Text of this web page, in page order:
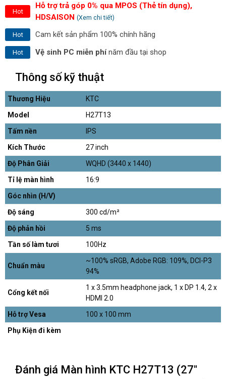
Hot
Hỗ trợ trả góp 0% qua MPOS (Thẻ tín dụng),
HDSAISON (Xem chi tiết)
Hot Cam kết sản phẩm 100% chính hãng
Hot Vệ sinh PC miễn phínăm đầu tại shop
Thông số kỹ thuật
Thương Hiệu
KTC
Model
H27T13
Tấm nền
IPS
Kích Thước
27 inch
Độ Phân Giải
WQHD (3440 x 1440)
Tỉ lệ màn hình
16:9
Góc nhìn (H/V)
Độ sáng
300 cd/m²
Độ phản hồi
5 ms
Tần số làm tươi
100Hz
Chuẩn màu
~100% sRGB, Adobe RGB: 109%, DCI-P3
94%
Cổng kết nối
1 x 3.5mm headphone jack, 1 x DP 1.4, 2 x
HDMI 2.0
Hỗ trợ Vesa
100 x 100 mm
Phụ Kiện đi kèm
Đánh giá Màn hình KTC H27T13 (27"